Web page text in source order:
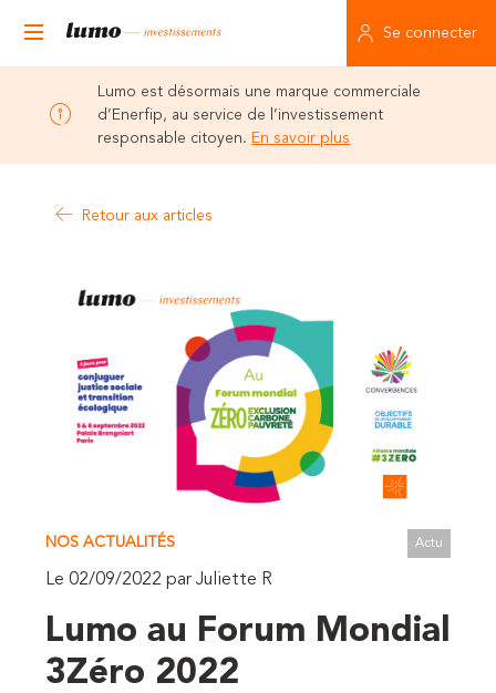
Se connecter
Lumo est désormais une marque commerciale
d’Enerfip, au service de l’investissement
responsable citoyen. En savoir plus
Retour aux articles
NOS ACTUALITÉS Actu
Le 02/09/2022 par Juliette R
Lumo au Forum Mondial
3Zéro 2022